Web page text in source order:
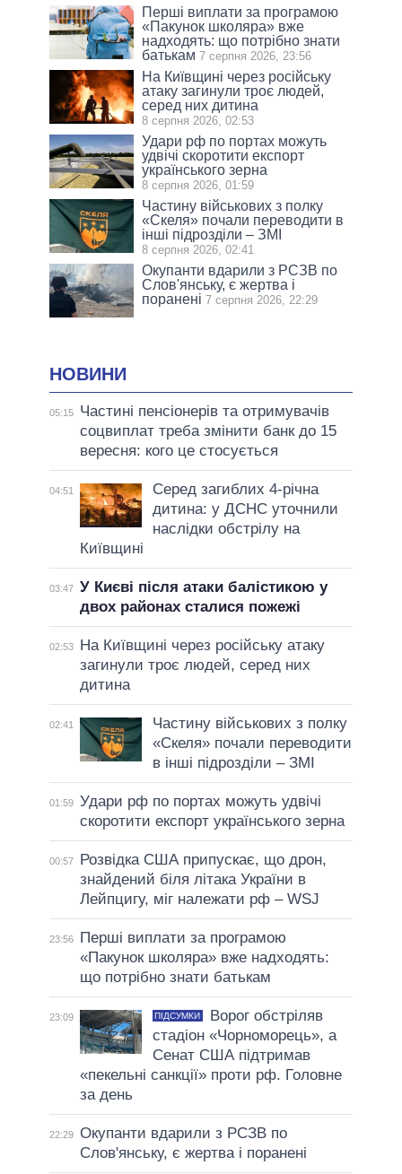
Перші виплати за програмою
«Пакунок школяра» вже
надходять: що потрібно знати
батькам 7 серпня 2026, 23:56
На Київщині через російську
атаку загинули троє людей,
серед них дитина
8 серпня 2026, 02:53
Удари рф по портах можуть
удвічі скоротити експорт
українського зерна
8 серпня 2026, 01:59
Частину військових з полку
«Скеля» почали переводити в
інші підрозділи – ЗМІ
8 серпня 2026, 02:41
Окупанти вдарили з РСЗВ по
Слов'янську, є жертва і
поранені 7 серпня 2026, 22:29
НОВИНИ
05:15
Частині пенсіонерів та отримувачів
соцвиплат треба змінити банк до 15
вересня: кого це стосується
04:51
Серед загиблих 4-річна
дитина: у ДСНС уточнили
наслідки обстрілу на
Київщині
03:47 У Києві після атаки балістикою у
двох районах сталися пожежі
02:53
На Київщині через російську атаку
загинули троє людей, серед них
дитина
02:41
Частину військових з полку
«Скеля» почали переводити
в інші підрозділи – ЗМІ
01:59 Удари рф по портах можуть удвічі
скоротити експорт українського зерна
00:57
Розвідка США припускає, що дрон,
знайдений біля літака України в
Лейпцигу, міг належати рф – WSJ
23:56
Перші виплати за програмою
«Пакунок школяра» вже надходять:
що потрібно знати батькам
23:09 ПІДСУМКИ
Ворог обстріляв
стадіон «Чорноморець», а
Сенат США підтримав
«пекельні санкції» проти рф. Головне
за день
22:29 Окупанти вдарили з РСЗВ по
Слов'янську, є жертва і поранені